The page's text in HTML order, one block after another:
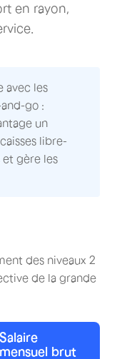
en rayon,
avec les
go :
un
libre-
gère les
des niveaux 2
de la grande
Salaire
mensuel brut